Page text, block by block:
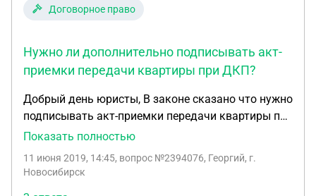
Договорное право
Нужно ли дополнительно подписывать акт-
приемки передачи квартиры при ДКП?
Добрый день юристы, В законе сказано что нужно
подписывать акт-приемки передачи квартиры при
купле продаже, но я только что в своем договоре
передачи. Это разве законно? Буду рад на
Показать полностью
11 июня 2019, 14:45, вопрос №2394076, Георгий, г.
Новосибирск